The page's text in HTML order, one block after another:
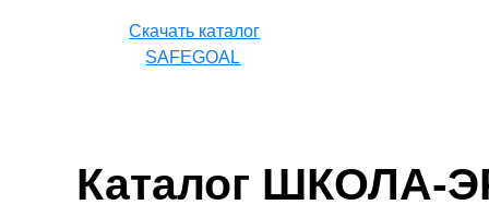
Cкачать каталог
SAFEGOAL
Каталог ШКОЛА-